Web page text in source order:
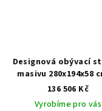
Designová obývací
masivu 280x194x58
7187
136 506 Kč
Vyrobíme pro vás